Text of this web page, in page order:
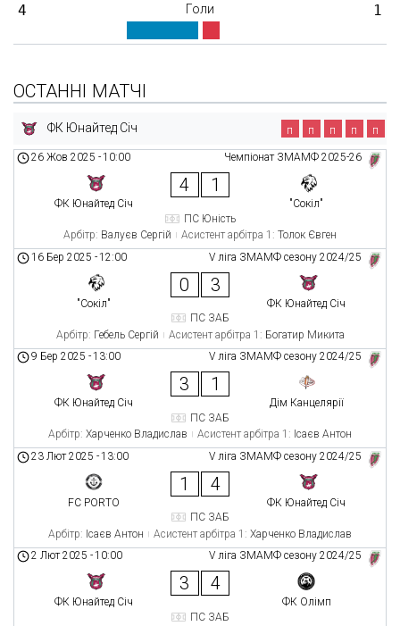
4 Голи 1
ОСТАННІ МАТЧІ
ФК Юнайтед Січ п п п п п
Чемпіонат ЗМАМФ 2025-26
26 Жов 2025 -10:00
ФК Юнайтед Січ
4 1
"Сокіл"
ПС Юність
Арбітр: Валуєв Сергій Асистент арбітра 1: Толок Євген
V ліга ЗМАМФ сезону 2024/25
16 Бер 2025 -12:00
"Сокіл"
0 3
ФК Юнайтед Січ
ПС ЗАБ
Арбітр: Гебель Сергій Асистент арбітра 1: Богатир Микита
V ліга ЗМАМФ сезону 2024/25
9 Бер 2025 -13:00
ФК Юнайтед Січ
3 1
Дім Канцелярії
ПС ЗАБ
Арбітр: Харченко Владислав Асистент арбітра 1: Ісаєв Антон
V ліга ЗМАМФ сезону 2024/25
23 Лют 2025 -13:00
FC PORTO
1 4
ФК Юнайтед Січ
ПС ЗАБ
Арбітр: Ісаєв Антон Асистент арбітра 1: Харченко Владислав
V ліга ЗМАМФ сезону 2024/25
2 Лют 2025 -10:00
ФК Юнайтед Січ
3 4
ФК Олімп
ПС ЗАБ